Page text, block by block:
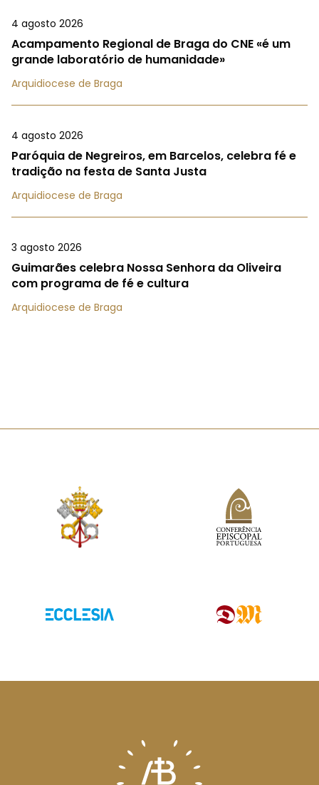
4 agosto 2026
Acampamento Regional de Braga do CNE «é um
grande laboratório de humanidade»
Arquidiocese de Braga
4 agosto 2026
Paróquia de Negreiros, em Barcelos, celebra fé e
tradição na festa de Santa Justa
Arquidiocese de Braga
3 agosto 2026
Guimarães celebra Nossa Senhora da Oliveira
com programa de fé e cultura
Arquidiocese de Braga